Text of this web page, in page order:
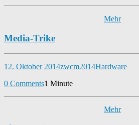
Mehr
Media-Trike
12. Oktober 2014zwcm2014Hardware
0 Comments1 Minute
Mehr